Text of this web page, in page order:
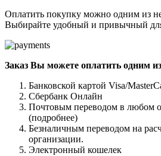
Оплатить покупку можно одним из
Выбирайте удобный и привычный
Заказ Вы можете оплатить одним
Банковской картой Visa/
Сбербанк Онлайн
Почтовым переводом в любом
(подробнее)
Безналичным переводом на
организации.
Электронный кошелек